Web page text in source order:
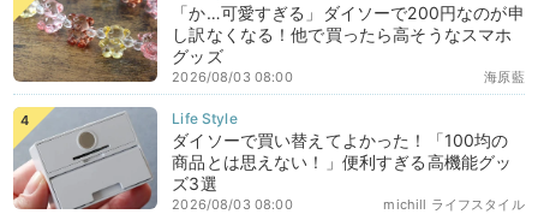
「か…可愛すぎる」ダイソーで200円なのが申
し訳なくなる！他で買ったら高そうなスマホ
グッズ
海原藍
2026/08/03 08:00
ダイソーで買い替えてよかった！「100均の
商品とは思えない！」便利すぎる高機能グッ
ズ3選
michill ライフスタイル
2026/08/03 08:00